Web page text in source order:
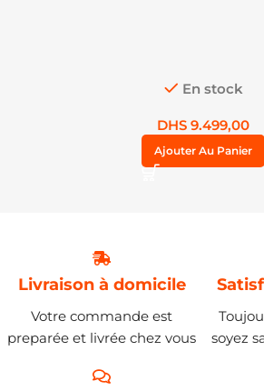
En stock
DHS 9.499,00
Ajouter Au Panier
Livraison à domicile
Votre commande est
preparée et livrée chez vous
soyez